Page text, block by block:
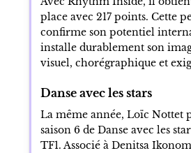
place avec 217 points. Cette
confirme son potentiel
installe durablement son
visuel, chorégraphique et
Danse avec les stars
La même année, Loïc Nottet
saison 6 de Danse avec les
TF1. Associé à Denitsa